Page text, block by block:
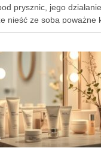
prysznic, jego
nieść ze sobą poważne
włosów. SLS, mimo że